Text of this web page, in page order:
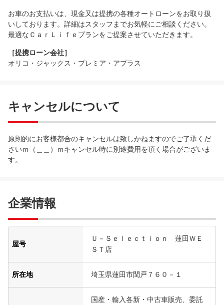
お車のお支払いは、現金又は提携の各種オートローンをお取り扱
いしております。詳細はスタッフまでお気軽にご相談ください。
最適なＣａｒＬｉｆｅプランをご提案させていただきます。
［提携ローン会社］
オリコ・ジャックス・プレミア・アプラス
キャンセルについて
原則的にお客様都合のキャンセルは致しかねますのでご了承くだ
さいｍ（＿＿）ｍキャンセル時に別途費用を頂く場合がございま
す。
企業情報
屋号
Ｕ－Ｓｅｌｅｃｔｉｏｎ 蓮田ＷＥ
ＳＴ店
所在地 埼玉県蓮田市閏戸７６０－１
国産・輸入各新・中古車販売、委託